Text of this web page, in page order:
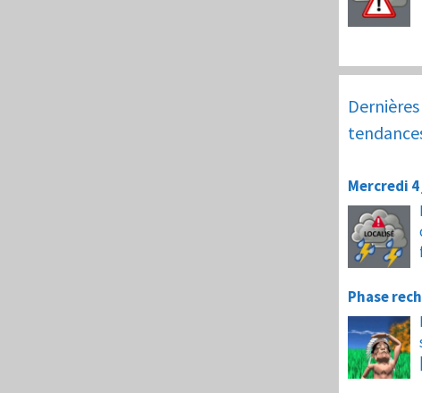
Mercredi
Phase